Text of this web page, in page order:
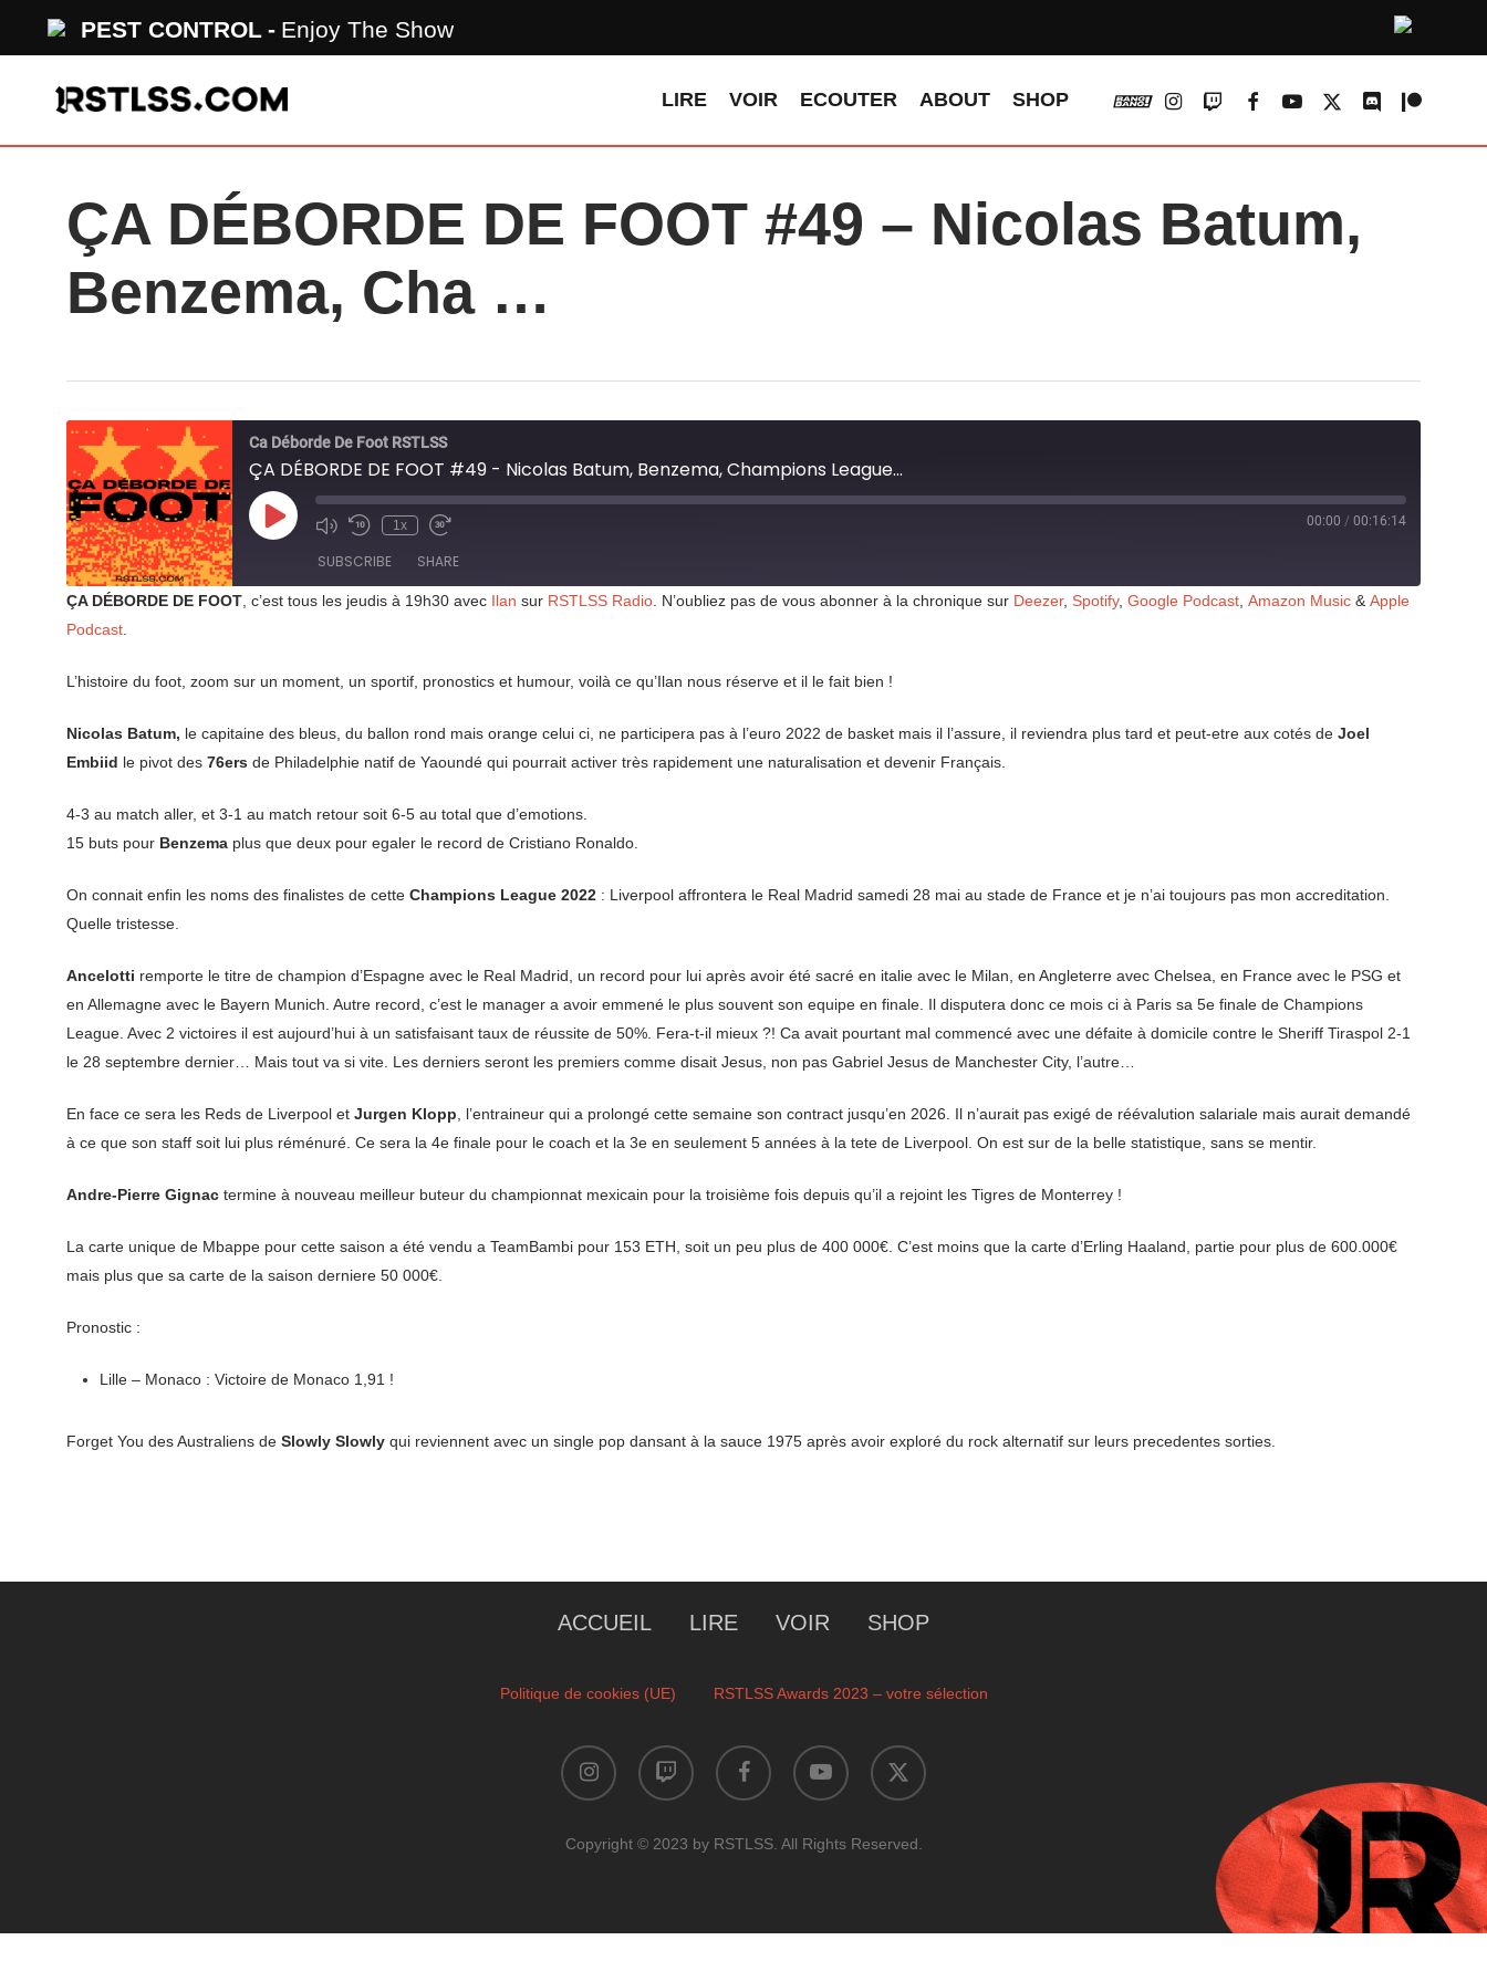
PEST CONTROL Enjoy The Show
LIRE VOIR ECOUTER ABOUT SHOP vk instagram
twitchfacebookyoutube
x-
discordpatreon
ÇA DÉBORDE DE FOOT #49 – Nicolas Batum,
Benzema, Cha …
Ca Déborde De Foot RSTLSS
ÇA DÉBORDE DE FOOT #49 - Nicolas Batum, Benzema, Champions League...
Play
Episode Mute/Unmute
Rewind
Seconds
1x
Fast
30
seconds
00:00 / 00:16:14
SUBSCRIBE SHARE
SHARE
LINK
ÇA DÉBORDE DE FOOT , c’est tous les jeudis à 19h30 avec Ilan sur RSTLSS Radio . N’oubliez pas de vous abonner à la chronique sur Deezer, Spotify, Google Podcast Amazon Music & Apple
Podcast
L’histoire du foot, zoom sur un moment, un sportif, pronostics et humour, voilà ce qu’Ilan nous réserve et il le fait bien !
Nicolas Batum, le capitaine des bleus, du ballon rond mais orange celui ci, ne participera pas à l’euro 2022 de basket mais il l’assure, il reviendra plus tard et peut-etre aux cotés de Joel
Embiid le pivot des 76ers de Philadelphie natif de Yaoundé qui pourrait activer très rapidement une naturalisation et devenir Français.
4-3 au match aller, et 3-1 au match retour soit 6-5 au total que d’emotions.
15 buts pour Benzema plus que deux pour egaler le record de Cristiano Ronaldo.
On connait enfin les noms des finalistes de cette Champions League 2022 : Liverpool affrontera le Real Madrid samedi 28 mai au stade de France et je n’ai toujours pas mon accreditation.
Quelle tristesse.
Ancelotti remporte le titre de champion d’Espagne avec le Real Madrid, un record pour lui après avoir été sacré en italie avec le Milan, en Angleterre avec Chelsea, en France avec le PSG et
en Allemagne avec le Bayern Munich. Autre record, c’est le manager a avoir emmené le plus souvent son equipe en finale. Il disputera donc ce mois ci à Paris sa 5e finale de Champions
League. Avec 2 victoires il est aujourd’hui à un satisfaisant taux de réussite de 50%. Fera-t-il mieux ?! Ca avait pourtant mal commencé avec une défaite à domicile contre le Sheriff Tiraspol 2-1
le 28 septembre dernier… Mais tout va si vite. Les derniers seront les premiers comme disait Jesus, non pas Gabriel Jesus de Manchester City, l’autre…
En face ce sera les Reds de Liverpool et Jurgen Klopp , l’entraineur qui a prolongé cette semaine son contract jusqu’en 2026. Il n’aurait pas exigé de réévalution salariale mais aurait demandé
à ce que son staff soit lui plus réménuré. Ce sera la 4e finale pour le coach et la 3e en seulement 5 années à la tete de Liverpool. On est sur de la belle statistique, sans se mentir.
Andre-Pierre Gignac termine à nouveau meilleur buteur du championnat mexicain pour la troisième fois depuis qu’il a rejoint les Tigres de Monterrey !
La carte unique de Mbappe pour cette saison a été vendu a TeamBambi pour 153 ETH, soit un peu plus de 400 000€. C’est moins que la carte d’Erling Haaland, partie pour plus de 600.000€
mais plus que sa carte de la saison derniere 50 000€.
Pronostic :
Lille – Monaco : Victoire de Monaco 1,91 !
Forget You des Australiens de Slowly Slowly qui reviennent avec un single pop dansant à la sauce 1975 après avoir exploré du rock alternatif sur leurs precedentes sorties.
ACCUEIL LIRE VOIR SHOP
Politique de cookies (UE) RSTLSS Awards 2023 – votre sélection
instagram twitch facebook youtube
x-
twitter
Copyright © 2023 by RSTLSS. All Rights Reserved.